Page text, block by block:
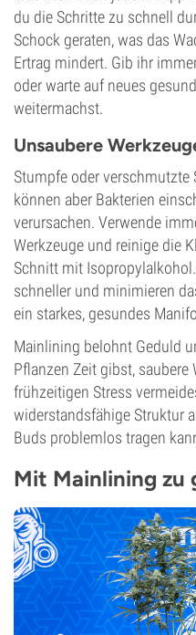
du die Schritte zu schnell
Schock geraten, was das
Ertrag mindert. Gib ihr
oder warte auf neues
weitermachst.
Unsaubere
Stumpfe oder verschmutzte
können aber Bakterien
verursachen. Verwende
Werkzeuge und reinige die
Schnitt mit
schneller und minimieren
ein starkes, gesundes
Mainlining belohnt Geduld
Pflanzen Zeit gibst, saubere
frühzeitigen Stress
widerstandsfähige Struktur
Buds problemlos tragen
Mit Mainlining zu